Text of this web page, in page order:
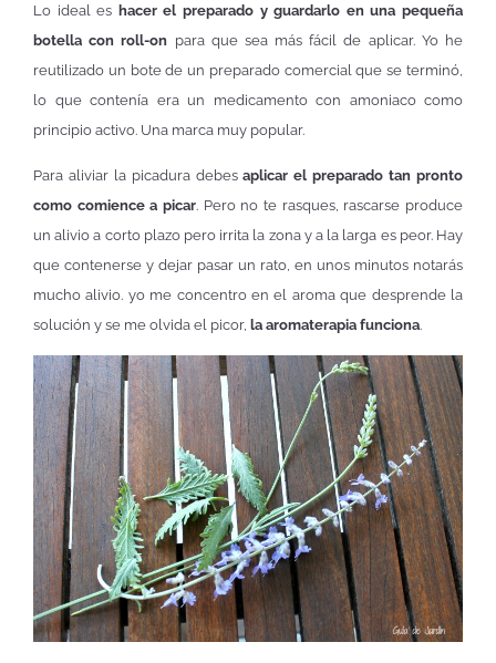
Lo ideal es hacer el preparado y guardarlo en una pequeña
botella con roll-on para que sea más fácil de aplicar. Yo he
reutilizado un bote de un preparado comercial que se terminó,
lo que contenía era un medicamento con amoniaco como
principio activo. Una marca muy popular.
Para aliviar la picadura debesaplicar el preparado tan pronto
como comience a picar. Pero no te rasques, rascarse produce
un alivio a corto plazo pero irrita la zona y a la larga es peor. Hay
que contenerse y dejar pasar un rato, en unos minutos notarás
mucho alivio. yo me concentro en el aroma que desprende la
solución y se me olvida el picor, la aromaterapia funciona.